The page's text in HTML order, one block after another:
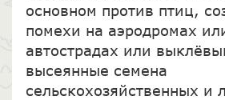
основном против птиц,
помехи на аэродромах
автострадах или
высеянные семена
сельскохозяйственных и